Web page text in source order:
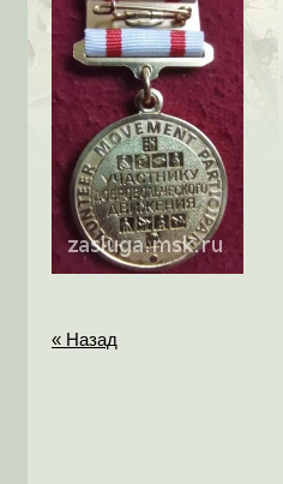
« Назад